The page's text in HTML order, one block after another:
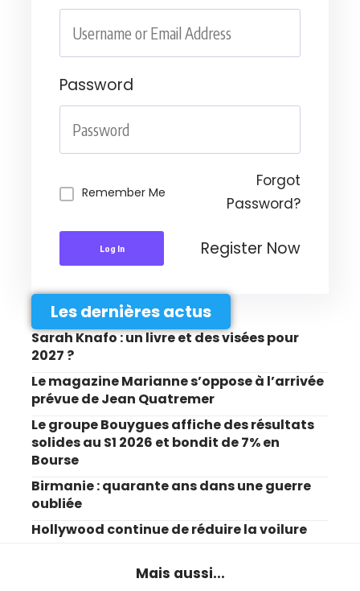
Password
Remember Me
Forgot
Password?
Log In Register Now
Les dernières actus
Sarah Knafo : un livre et des visées pour
2027 ?
Le magazine Marianne s’oppose à l’arrivée
prévue de Jean Quatremer
Le groupe Bouygues affiche des résultats
solides au S1 2026 et bondit de 7% en
Bourse
Birmanie : quarante ans dans une guerre
oubliée
Hollywood continue de réduire la voilure
Mais aussi...